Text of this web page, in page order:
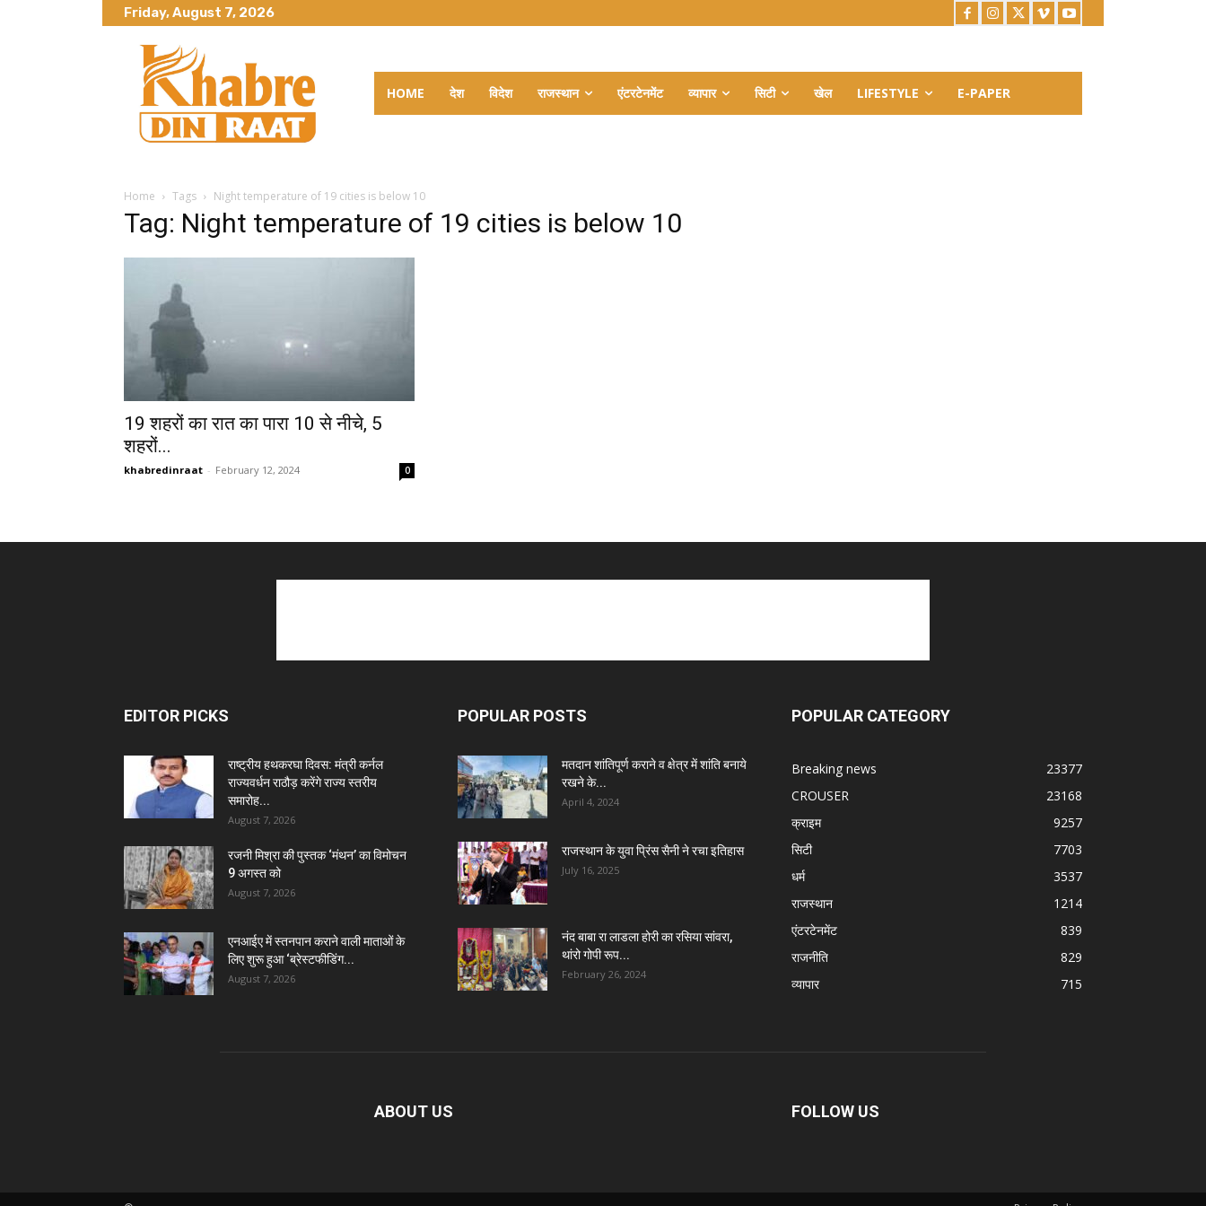
Friday, August 7, 2026
HOME देश विदेश राजस्थान एंटरटेनमेंट व्यापार सिटी खेल LIFESTYLE E-PAPER
Home Tags Night temperature of 19 cities is below 10
Tag: Night temperature of 19 cities is below 10
19 शहरों का रात का पारा 10 से नीचे, 5
शहरों...
khabredinraat - February 12, 2024 0
EDITOR PICKS
राष्ट्रीय हथकरघा दिवस: मंत्री कर्नल
राज्यवर्धन राठौड़ करेंगे राज्य स्तरीय
समारोह...
August 7, 2026
रजनी मिश्रा की पुस्तक ‘मंथन’ का विमोचन
9 अगस्त को
August 7, 2026
एनआईए में स्तनपान कराने वाली माताओं के
लिए शुरू हुआ ‘ब्रेस्टफीडिंग...
August 7, 2026
POPULAR POSTS
मतदान शांतिपूर्ण कराने व क्षेत्र में शांति बनाये
रखने के...
April 4, 2024
राजस्थान के युवा प्रिंस सैनी ने रचा इतिहास
July 16, 2025
नंद बाबा रा लाडला होरी का रसिया सांवरा,
थांरो गोपी रूप...
February 26, 2024
POPULAR CATEGORY
Breaking news
23377
CROUSER
23168
क्राइम
9257
सिटी
7703
धर्म
3537
राजस्थान
1214
एंटरटेनमेंट
839
राजनीति
829
व्यापार
715
ABOUT US FOLLOW US